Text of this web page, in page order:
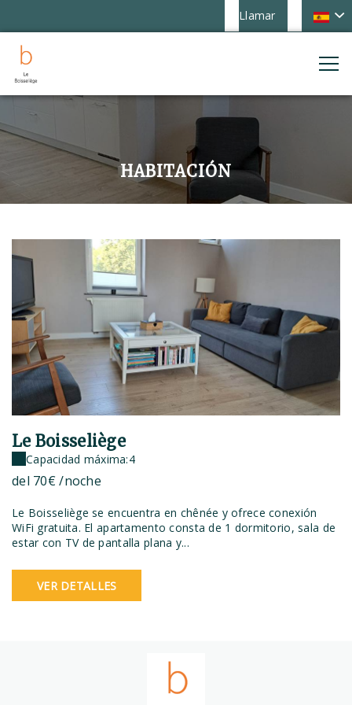
Llamar
HABITACIÓN
Le Boisseliège
Capacidad máxima:4
del 70€/noche
Le Boisseliège se encuentra en chênée y ofrece conexión
WiFi gratuita. El apartamento consta de 1 dormitorio, sala de
estar con TV de pantalla plana y...
VER DETALLES